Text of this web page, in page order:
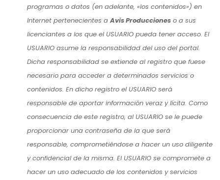
programas o datos (en adelante, «los contenidos») en
Internet pertenecientes aAvis Producciones o a sus
licenciantes a los que el USUARIO pueda tener acceso. El
USUARIO asume la responsabilidad del uso del portal.
Dicha responsabilidad se extiende al registro que fuese
necesario para acceder a determinados servicios o
contenidos. En dicho registro el USUARIO será
responsable de aportar información veraz y lícita. Como
consecuencia de este registro, al USUARIO se le puede
proporcionar una contraseña de la que será
responsable, comprometiéndose a hacer un uso diligente
y confidencial de la misma. El USUARIO se compromete a
hacer un uso adecuado de los contenidos y servicios